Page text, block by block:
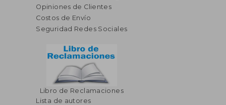
Opiniones de Clientes
Costos de Envío
Seguridad Redes Sociales
Libro de Reclamaciones
Lista de autores